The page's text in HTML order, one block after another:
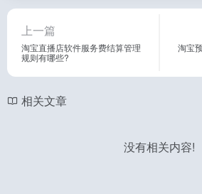
上一篇
淘宝直播店软件服务费结算管理
规则有哪些?
淘宝
相关文章
没有相关内容!